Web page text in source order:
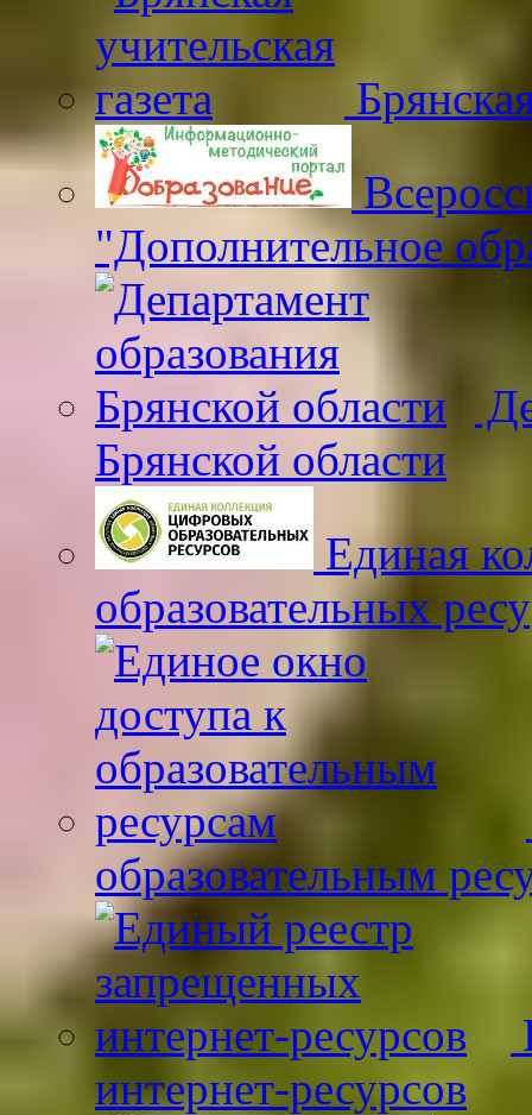
"Дополнительное
Брянской области
Единая
образовательных
образовательным
интернет-ресурсов